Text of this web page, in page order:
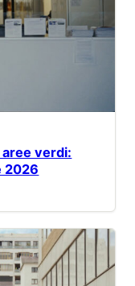
verdi:
2026